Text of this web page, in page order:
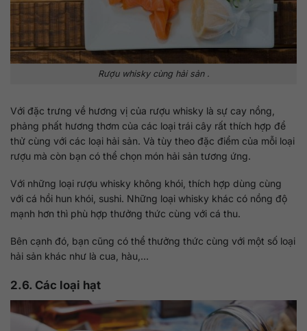
Rượu whisky cùng hải sản .
Với đặc trưng về hương vị của rượu whisky là sự cay nồng,
phảng phất hương thơm của các loại trái cây rất thích hợp để
thử cùng với các loại hải sản. Và tùy theo đặc điểm của mỗi loại
rượu mà còn bạn có thể chọn món hải sản tương ứng.
Với những loại rượu whisky không khói, thích hợp dùng cùng
với cá hồi hun khói, sushi. Những loại whisky khác có nồng độ
mạnh hơn thì phù hợp thưởng thức cùng với cá thu.
Bên cạnh đó, bạn cũng có thể thưởng thức cùng với một số loại
hải sản khác như là cua, hàu,…
2.6. Các loại hạt